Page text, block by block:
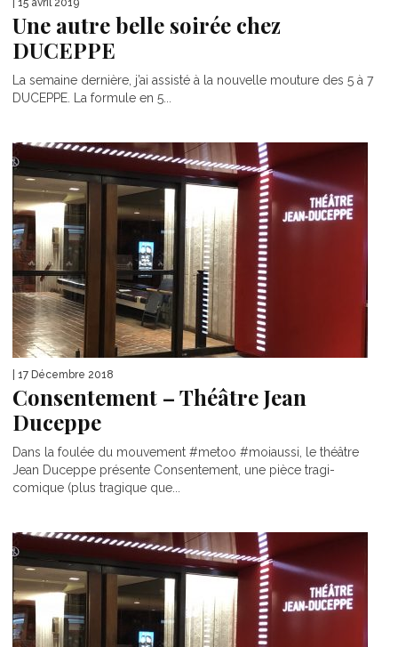
| 15 avril 2019
Une autre belle soirée chez
DUCEPPE
La semaine dernière, j’ai assisté à la nouvelle mouture des 5 à 7
DUCEPPE. La formule en 5...
| 17 Décembre 2018
Consentement – Théâtre Jean
Duceppe
Dans la foulée du mouvement #metoo #moiaussi, le théâtre
Jean Duceppe présente Consentement, une pièce tragi-
comique (plus tragique que...